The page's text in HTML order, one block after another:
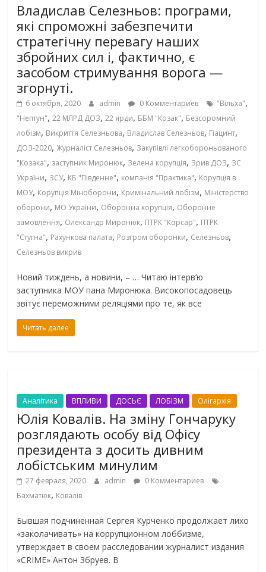
Владислав Селезньов: програми,
які спроможні забезпечити
стратегічну перевагу наших
збройних сил і, фактично, є
засобом стримування ворога —
згорнуті.
6 октября, 2020 admin 0 Комментариев "Вільха",
"Нептун",22 МЛРД ДОЗ,22 ярди, ББМ "Козак", Безсоромний
лобізм, Викриття Селезньова, Владислав Селезньов, Гіацинт,
ДОЗ-2020,Журналіст Селезньов, Закупівлі легкобороньованого
"Козака", заступник Миронюк, Зелена корупція, Зрив ДОЗ, ЗС
України, ЗСУ, КБ "Південне", компанія "Практика", Корупція в
МОУ, Корупція Міноборони, Кримінальний лобізм, Міністерство
оборони, МО України, Оборонна корупція, Оборонне
замовлення, Олександр Миронюк, ПТРК "Корсар", ПТРК
"Стугна", Рахункова палата, Розгром оборонки, Селезньов,
Селезньов викрив
Новий тиждень, а новини, – … Читаю інтерв’ю
заступника МОУ пана Миронюка. Високопосадовець
звітує переможними реляціями про те, як все
Читать далее
Аналітика ВПЛИВИ ДОСЬЄ ЛОБІЗМ Олігархія
Юлія Ковалів. На зміну Гончаруку
розглядають особу від Офісу
президента з досить дивним
лобістським минулим
27 февраля, 2020 admin
0 Комментариев
Бахматюк, Ковалів
Бывшая подчиненная Сергея Курченко продолжает лихо
«заколачивать» на коррупционном лоббизме,
утверждает в своем расследовании журналист издания
«CRIME» Антон Збруев. В